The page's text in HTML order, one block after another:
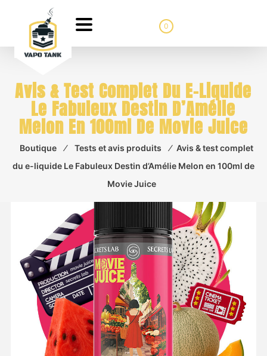
0
Avis & Test Complet Du E-Liquide
Le Fabuleux Destin D’Amélie
Melon En 100ml De Movie Juice
Boutique ⁄ Tests et avis produits ⁄ Avis & test complet
du e-liquide Le Fabuleux Destin d’Amélie Melon en 100ml de
Movie Juice